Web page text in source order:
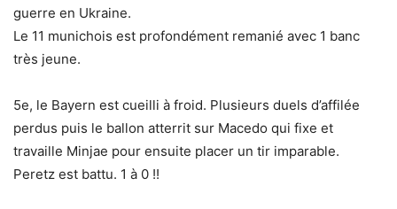
guerre en Ukraine.
Le 11 munichois est profondément remanié avec 1 banc
très jeune.
5e, le Bayern est cueilli à froid. Plusieurs duels d’affilée
perdus puis le ballon atterrit sur Macedo qui fixe et
travaille Minjae pour ensuite placer un tir imparable.
Peretz est battu. 1 à 0 !!